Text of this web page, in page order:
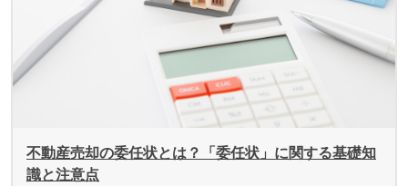
不動産売却の委任状とは？「委任状」に関する基礎知
識と注意点